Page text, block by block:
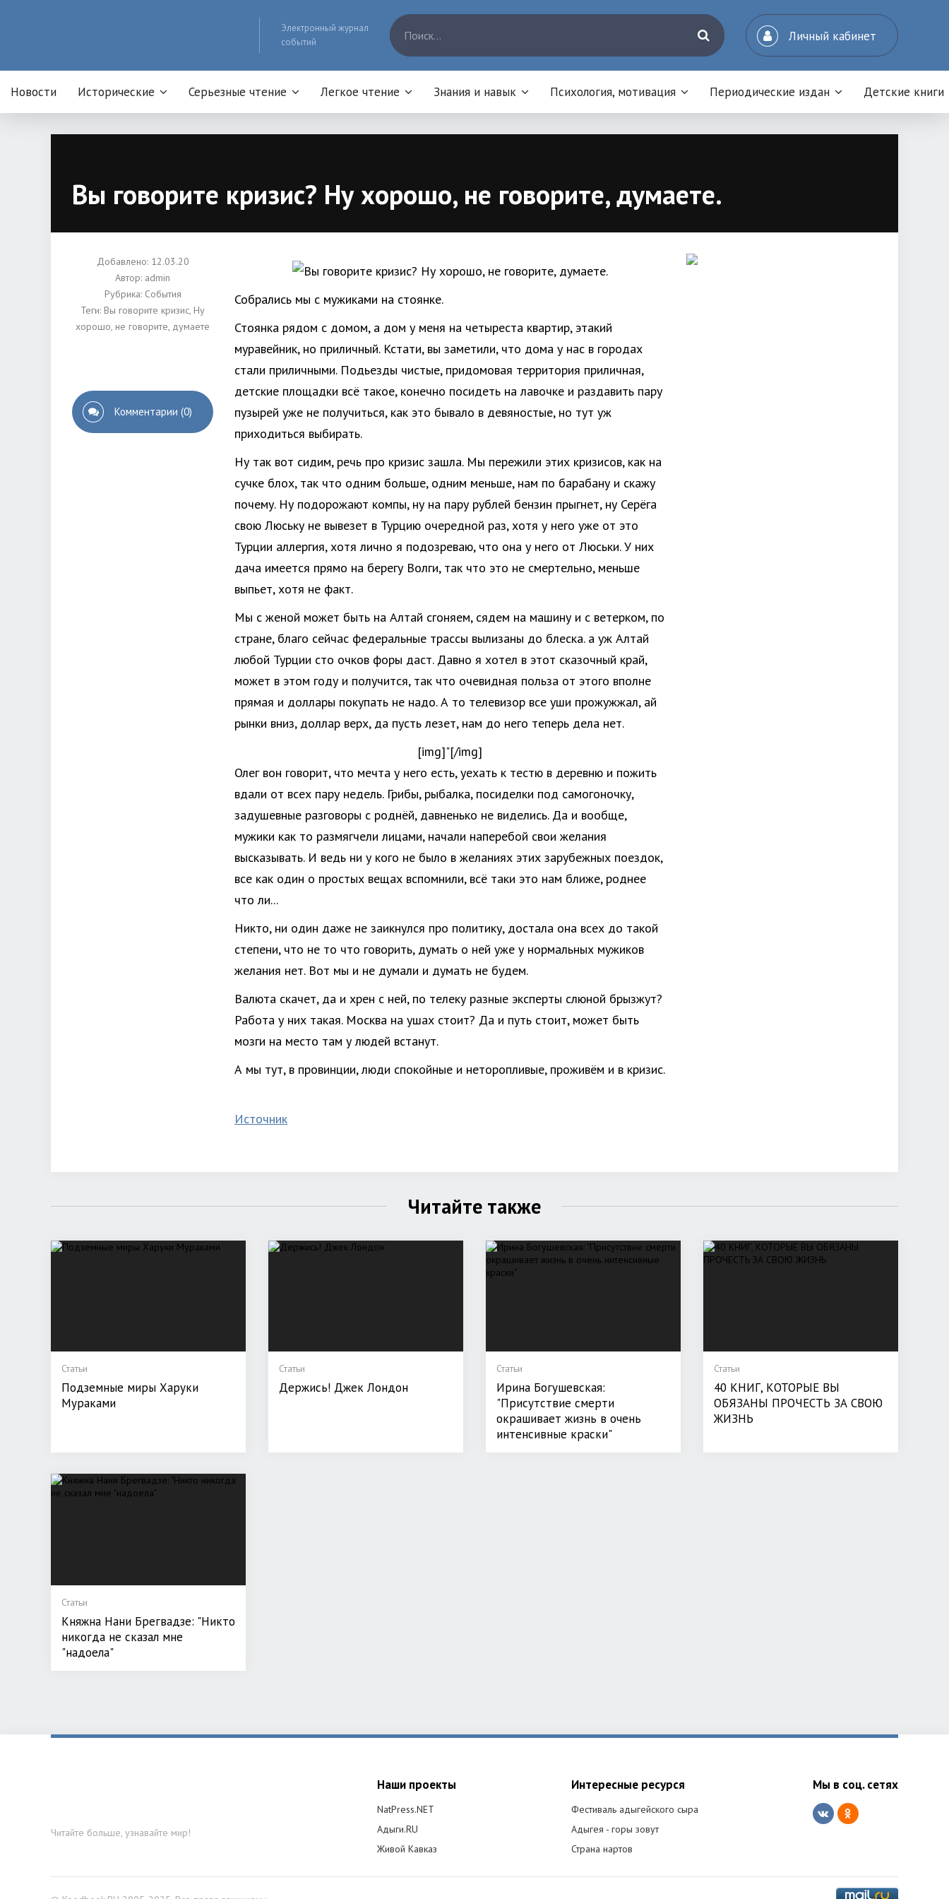
Электронный журнал
событий
Личный кабинет
Новости Исторические Серьезные чтение Легкое чтение Знания и навык Психология, мотивация Периодические издан Детские книги
Вы говорите кризис? Ну хорошо, не говорите, думаете.
Добавлено: 12.03.20
Автор: admin
Рубрика: События
Теги: Вы говорите кризис, Ну
хорошо, не говорите, думаете
Комментарии (0)
Собрались мы с мужиками на стоянке.
Стоянка рядом с домом, а дом у меня на четыреста квартир, этакий
муравейник, но приличный. Кстати, вы заметили, что дома у нас в городах
стали приличными. Подьезды чистые, придомовая территория приличная,
детские площадки всё такое, конечно посидеть на лавочке и раздавить пару
пузырей уже не получиться, как это бывало в девяностые, но тут уж
приходиться выбирать.
Ну так вот сидим, речь про кризис зашла. Мы пережили этих кризисов, как на
сучке блох, так что одним больше, одним меньше, нам по барабану и скажу
почему. Ну подорожают компы, ну на пару рублей бензин прыгнет, ну Серёга
свою Люську не вывезет в Турцию очередной раз, хотя у него уже от это
Турции аллергия, хотя лично я подозреваю, что она у него от Люськи. У них
дача имеется прямо на берегу Волги, так что это не смертельно, меньше
выпьет, хотя не факт.
Мы с женой может быть на Алтай сгоняем, сядем на машину и с ветерком, по
стране, благо сейчас федеральные трассы вылизаны до блеска. а уж Алтай
любой Турции сто очков форы даст. Давно я хотел в этот сказочный край,
может в этом году и получится, так что очевидная польза от этого вполне
прямая и доллары покупать не надо. А то телевизор все уши прожужжал, ай
рынки вниз, доллар верх, да пусть лезет, нам до него теперь дела нет.
[img]"[/img]
Олег вон говорит, что мечта у него есть, уехать к тестю в деревню и пожить
вдали от всех пару недель. Грибы, рыбалка, посиделки под самогоночку,
задушевные разговоры с роднёй, давненько не виделись. Да и вообще,
мужики как то размягчели лицами, начали наперебой свои желания
высказывать. И ведь ни у кого не было в желаниях этих зарубежных поездок,
все как один о простых вещах вспомнили, всё таки это нам ближе, роднее
что ли...
Никто, ни один даже не заикнулся про политику, достала она всех до такой
степени, что не то что говорить, думать о ней уже у нормальных мужиков
желания нет. Вот мы и не думали и думать не будем.
Валюта скачет, да и хрен с ней, по телеку разные эксперты слюной брызжут?
Работа у них такая. Москва на ушах стоит? Да и путь стоит, может быть
мозги на место там у людей встанут.
А мы тут, в провинции, люди спокойные и неторопливые, проживём и в кризис.
Источник
Читайте также
Статьи
Подземные миры Харуки
Мураками
Статьи
Держись! Джек Лондон
Статьи
Ирина Богушевская:
"Присутствие смерти
окрашивает жизнь в очень
интенсивные краски"
Статьи
40 КНИГ, КОТОРЫЕ ВЫ
ОБЯЗАНЫ ПРОЧЕСТЬ ЗА СВОЮ
ЖИЗНЬ
Статьи
Кня­ж­на На­ни Брегвадзе: "Никто
никогда не сказал мне
"надоела"
Читайте больше, узнавайте мир!
Наши проекты
NatPress.NET
Адыги.RU
Живой Кавказ
Интересные ресурся
Фестиваль адыгейского сыра
Адыгея - горы зовут
Страна нартов
Мы в соц. сетях